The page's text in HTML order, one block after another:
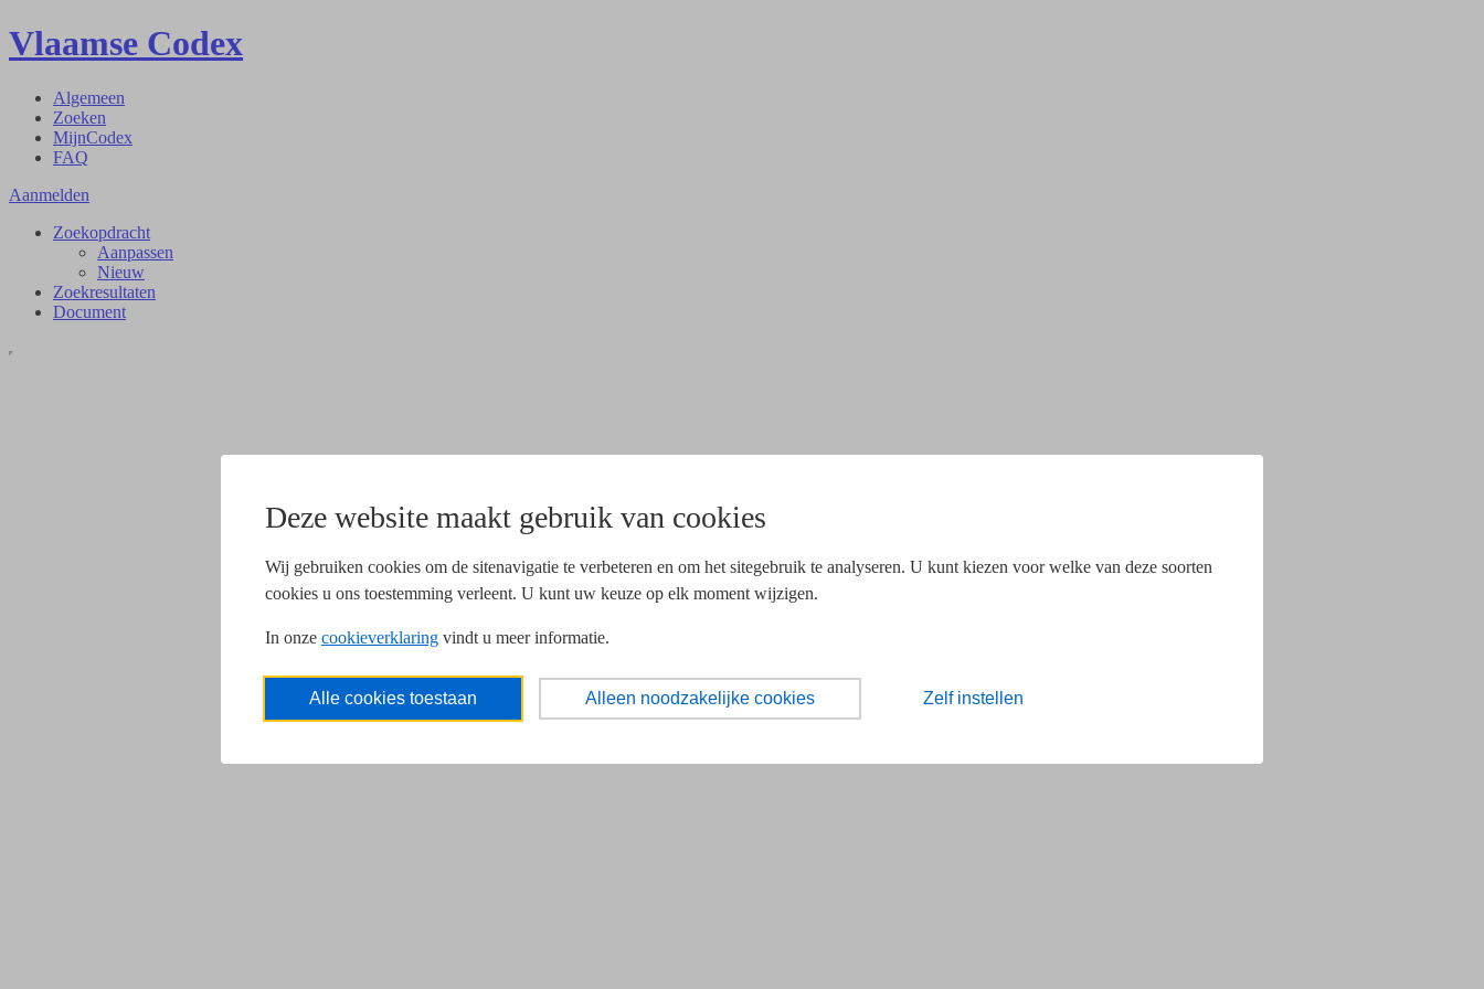
Deze website maakt gebruik van cookies
Wij gebruiken cookies om de sitenavigatie te verbeteren en om het sitegebruik te analyseren. U kunt kiezen voor welke van deze soorten
cookies u ons toestemming verleent. U kunt uw keuze op elk moment wijzigen.
In onze cookieverklaring vindt u meer informatie.
Alle cookies toestaan Alleen noodzakelijke cookies Zelf instellen
Vlaamse Codex
Algemeen
Zoeken
MijnCodex
FAQ
Aanmelden
Zoekopdracht
Aanpassen
Nieuw
Zoekresultaten
Document